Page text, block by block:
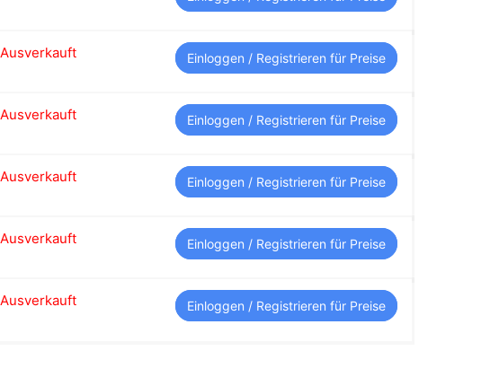
Ausverkauft Einloggen / Registrieren für Preise
Ausverkauft Einloggen / Registrieren für Preise
Ausverkauft Einloggen / Registrieren für Preise
Ausverkauft Einloggen / Registrieren für Preise
Ausverkauft Einloggen / Registrieren für Preise